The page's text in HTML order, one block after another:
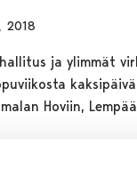
2018
ja ylimmät
Hoviin,